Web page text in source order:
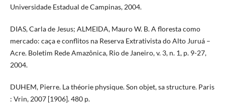
Universidade Estadual de Campinas, 2004.
DIAS, Carla de Jesus; ALMEIDA, Mauro W. B. A floresta como
mercado: caça e conflitos na Reserva Extrativista do Alto Juruá –
Acre. Boletim Rede Amazônica, Rio de Janeiro, v. 3, n. 1, p. 9-27,
2004.
DUHEM, Pierre. La théorie physique. Son objet, sa structure. Paris
: Vrin, 2007 [1906]. 480 p.